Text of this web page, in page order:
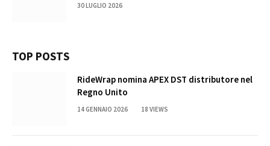
30 LUGLIO 2026
TOP POSTS
RideWrap nomina APEX DST distributore nel
Regno Unito
14 GENNAIO 2026 18 VIEWS